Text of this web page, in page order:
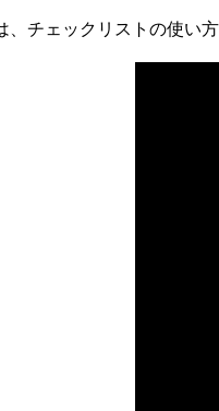
、チェックリストの使い